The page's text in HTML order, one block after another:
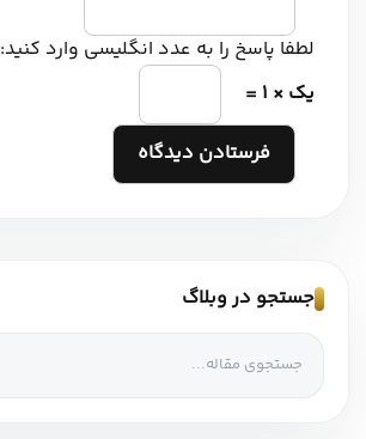
لطفا پاسخ را به عدد انگلیسی وارد کنید:
یک × 1 =
جستجو در وبلاگ